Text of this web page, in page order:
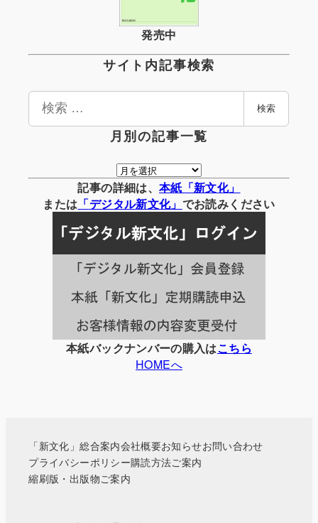
発売中
サイト内記事検索
検
検索
月別の記事一覧
月
別
の
事
一
覧
記事の詳細は、 本紙「新文化」
または 「デジタル新文化」 でお読みください
本紙バックナンバーの購入はこちら
HOMEへ
「新文化」総合案内会社概要お知らせお問い合わせ
プライバシーポリシー購読方法ご案内
縮刷版・出版物ご案内